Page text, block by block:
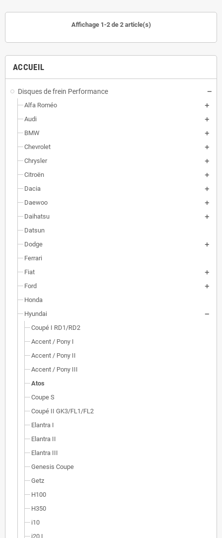
ACCUEIL
Disques de frein Performance
Alfa Roméo
Audi
BMW
Chevrolet
Chrysler
Citroën
Dacia
Daewoo
Daihatsu
Datsun
Dodge
Ferrari
Fiat
Ford
Honda
Hyundai
Coupé I RD1/RD2
Accent / Pony I
Accent / Pony II
Accent / Pony III
Atos
Coupe S
Coupé II GK3/FL1/FL2
Elantra I
Elantra II
Elantra III
Genesis Coupe
Getz
H100
H350
i10
i20 I
Affichage 1-2 de 2 article(s)